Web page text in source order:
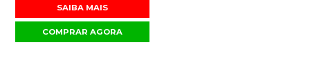
SAIBA MAIS
COMPRAR AGORA